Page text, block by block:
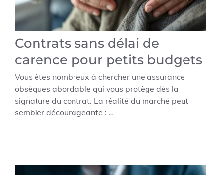
Contrats sans délai de
carence pour petits budgets
Vous êtes nombreux à chercher une assurance
obsèques abordable qui vous protège dès la
signature du contrat. La réalité du marché peut
sembler décourageante : …